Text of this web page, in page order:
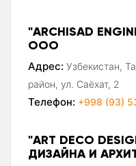
"ARCHISAD
ООО
Адрес: Узбекистан,
район, ул. Саёхат, 2
Телефон: +998 (93)
"ART DECO
ДИЗАЙНА И